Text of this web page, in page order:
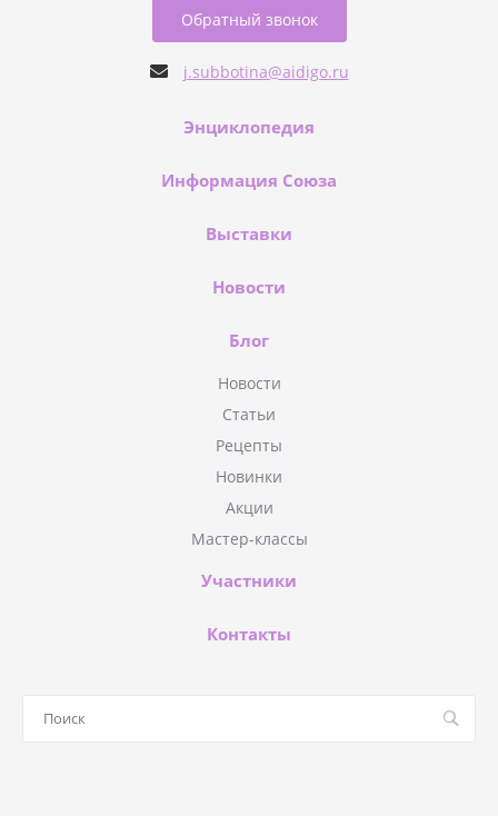
Обратный звонок
j.subbotina@aidigo.ru
Энциклопедия
Информация Союза
Выставки
Новости
Блог
Новости
Статьи
Рецепты
Новинки
Акции
Мастер-классы
Участники
Контакты